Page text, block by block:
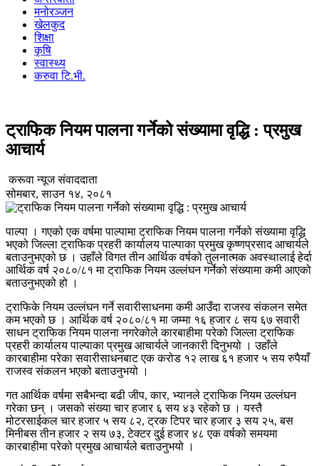
मनोरञ्जन
खेलकुद
शिक्षा
कृषि
स्वास्थ्य
करुवा टि.भी.
ट्राफिक नियम पालना गर्नेको संख्यामा वृद्धि : प्रमुख
आचार्य
करूवा न्यूज संवाददाता
सोमबार, साउन १४, २०८१
पाल्पा । गएको एक वर्षमा पाल्पामा ट्राफिक नियम पालना गर्नेको संख्यामा वृद्धि
भएको जिल्ला ट्राफिक प्रहरी कार्यालय पाल्पाका प्रमुख कृष्णप्रसाद आचार्यले
बताउनुभएको छ । उहाँले विगत तीन आर्थिक वर्षको तुलनात्मक अवस्थालाई हेर्दा
आर्थिक वर्ष २०८०/८१ मा ट्राफिक नियम उल्लंघन गर्नेको संख्यामा कमी आएको
बताउनुभएको हो ।
ट्राफिके नियम उल्लंघन गर्ने सवारीसाधनमा कमी आउँदा राजस्व संकलन समेत
कम भएको छ । आर्थिक वर्ष २०८०/८१ मा जम्मा १६ हजार ८ सय ६७ सवारी
साधन ट्राफिक नियम पालना नगरेकोले कारबाहीमा परेको जिल्ला ट्राफिक
प्रहरी कार्यालय पाल्पाका प्रमुख आचार्यले जानकारी दिनुभयो । उहाँले
कारबाहीमा परेका सवारीसाधनबाट एक करोड १२ लाख ६१ हजार ५ सय रुपैयाँ
राजस्व संकलन भएको बताउनुभयो ।
गत आर्थिक वर्षमा सबैभन्दा बढी जीप, कार, भ्यानले ट्राफिक नियम उल्लंघन
गरेका छन् । जसको संख्या चार हजार ६ सय ४३ रहेको छ । यस्तै
मोटरसाईकल चार हजार ५ सय ८२, ट्रक टिपर चार हजार ३ सय २५, बस
मिनीबस तीन हजार २ सय ७३, टेक्टर दु्ई हजार ४८ एक वर्षको समयमा
कारबाहीमा परेको प्रमुख आचार्यले बताउनुभयो ।